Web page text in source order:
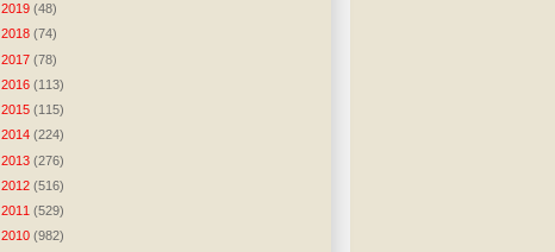
2019 (48)
2018 (74)
2017 (78)
2016 (113)
2015 (115)
2014 (224)
2013 (276)
2012 (516)
2011 (529)
2010 (982)